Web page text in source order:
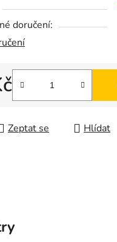
doručení:
Zeptat se Hlídat